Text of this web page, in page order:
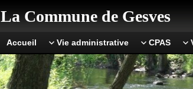
La Commune de Gesves
Accueil Vie administrative CPAS